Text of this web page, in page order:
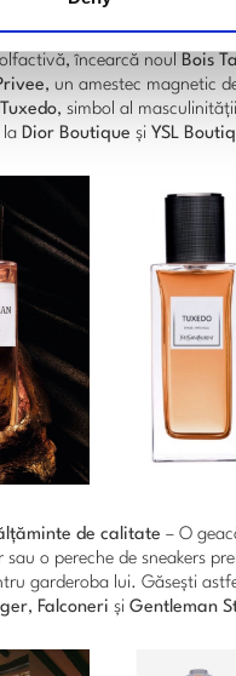
vrei să îi oferi un parfum
încearcă noul
Bois
, un amestec magnetic
, simbol al
la Dior Boutique și YSL
de calitate – O
sau o pereche de sneakers
garderoba lui. Găsești
, Falconeri și Gentleman